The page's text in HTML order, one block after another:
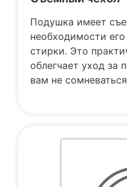
Подушка имеет
необходимости
стирки. Это
облегчает уход за
вам не